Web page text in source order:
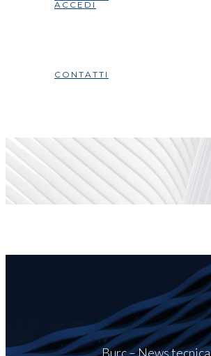
ACCEDI
CONTATTI
Burc–News tecnica